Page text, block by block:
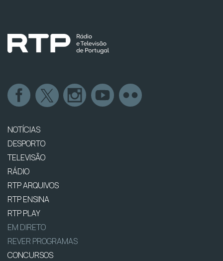
NOTÍCIAS
DESPORTO
TELEVISÃO
RÁDIO
RTP ARQUIVOS
RTP ENSINA
RTP PLAY
EM DIRETO
REVER PROGRAMAS
CONCURSOS